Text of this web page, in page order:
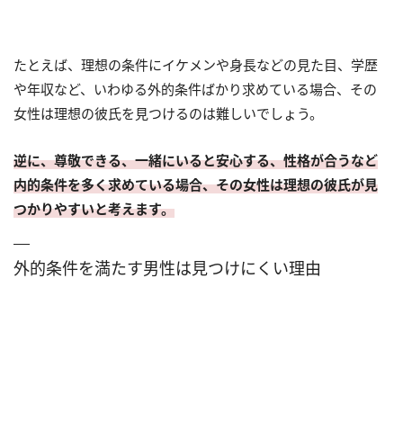
たとえば、理想の条件にイケメンや身長などの見た目、学歴
や年収など、いわゆる外的条件ばかり求めている場合、その
女性は理想の彼氏を見つけるのは難しいでしょう。
逆に、尊敬できる、一緒にいると安心する、性格が合うなど
内的条件を多く求めている場合、その女性は理想の彼氏が見
つかりやすいと考えます。
外的条件を満たす男性は見つけにくい理由